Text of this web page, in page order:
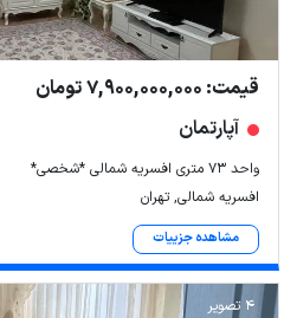
قیمت: 7,900,000,000 تومان
آپارتمان
واحد ۷۳ متری افسریه شمالی *شخصی*
افسریه شمالی, تهران
مشاهده جزییات
4 تصویر